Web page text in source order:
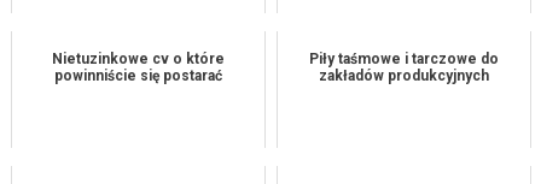
Nietuzinkowe cv o które
powinniście się postarać
Piły taśmowe i tarczowe do
zakładów produkcyjnych